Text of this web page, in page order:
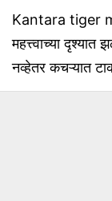
Kantara tiger
महत्त्वाच्या
नव्हेतर कचऱ्यात